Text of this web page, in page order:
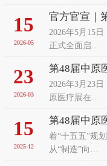
15
2026-05
官方官宣｜
招展！9月
2026年5月15
正式全面启…
23
2026-03
第48届中原
2026年3月23
原医疗展在…
15
2025-12
第48届中原
以智能变革
着“十五五”规
从“制造”向…